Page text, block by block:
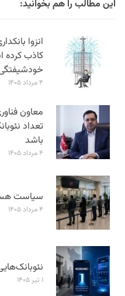
این مطالب را هم بخوانید:
انزوا
کاذب کرده
۴ مرداد ۱۴۰۵
معاون
تعداد
باشد
۴ مرداد ۱۴۰۵
سیاست
۴ مرداد ۱۴۰۵
۱ تیر ۱۴۰۵